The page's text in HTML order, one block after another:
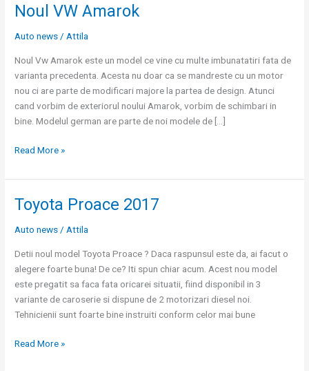
Noul VW Amarok
Auto news / Attila
Noul Vw Amarok este un model ce vine cu multe imbunatatiri fata de
varianta precedenta. Acesta nu doar ca se mandreste cu un motor
nou ci are parte de modificari majore la partea de design. Atunci
cand vorbim de exteriorul noului Amarok, vorbim de schimbari in
bine. Modelul german are parte de noi modele de […]
Noul
Amarok
Read More »
Toyota Proace 2017
Auto news / Attila
Detii noul model Toyota Proace ? Daca raspunsul este da, ai facut o
alegere foarte buna! De ce? Iti spun chiar acum. Acest nou model
este pregatit sa faca fata oricarei situatii, fiind disponibil in 3
variante de caroserie si dispune de 2 motorizari diesel noi.
Tehnicienii sunt foarte bine instruiti conform celor mai bune
Toyota
Proace
2017
Read More »